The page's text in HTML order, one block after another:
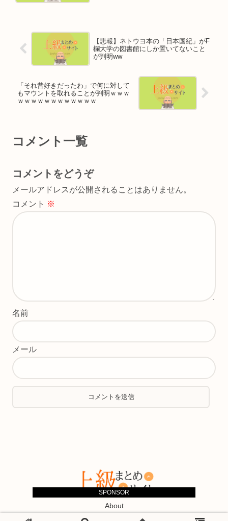
SPONSOR
【悲報】ネトウヨ本の「日本国紀」がF
欄大学の図書館にしか置いてないこと
が判明ww
「それ昔好きだったわ」で何に対して
もマウントを取れることが判明ｗｗｗ
ｗｗｗｗｗｗｗｗｗｗｗｗ
コメント一覧
コメントをどうぞ
メールアドレスが公開されることはありません。
コメント ※
名前
メール
About